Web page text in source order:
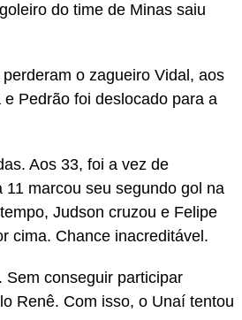
do time de Minas saiu
o zagueiro Vidal, aos
Pedrão foi deslocado para a
Aos 33, foi a vez de
marcou seu segundo gol na
Judson cruzou e Felipe
cima. Chance inacreditável.
Sem conseguir participar
Renê. Com isso, o Unaí tentou